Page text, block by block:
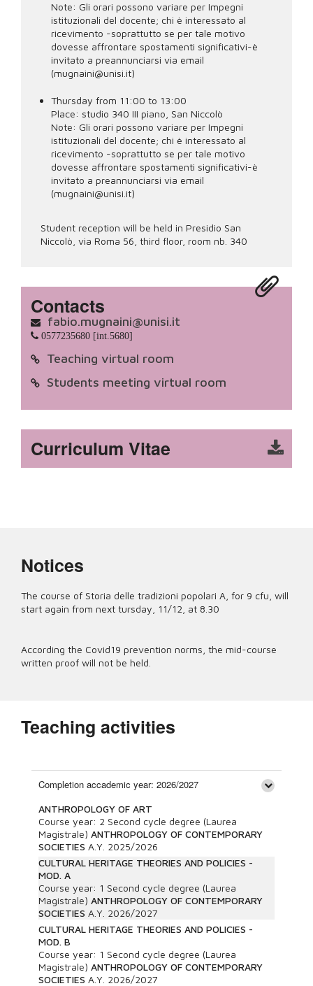
Note: Gli orari possono variare per Impegni
istituzionali del docente; chi è interessato al
ricevimento -soprattutto se per tale motivo
dovesse affrontare spostamenti significativi-è
invitato a preannunciarsi via email
(mugnaini@unisi.it)
Thursday from 11:00 to 13:00
Place: studio 340 III piano, San Niccolò
Note: Gli orari possono variare per Impegni
istituzionali del docente; chi è interessato al
ricevimento -soprattutto se per tale motivo
dovesse affrontare spostamenti significativi-è
invitato a preannunciarsi via email
(mugnaini@unisi.it)
Student reception will be held in Presidio San
Niccolò, via Roma 56, third floor, room nb. 340
Contacts
fabio.mugnaini@unisi.it
0577235680 [int.5680]
Teaching virtual room
Students meeting virtual room
Curriculum Vitae
Notices
The course of Storia delle tradizioni popolari A, for 9 cfu, will
start again from next tursday, 11/12, at 8.30
According the Covid19 prevention norms, the mid-course
written proof will not be held.
Teaching activities
Completion accademic year: 2026/2027
ANTHROPOLOGY OF ART
Course year: 2 Second cycle degree (Laurea
Magistrale) ANTHROPOLOGY OF CONTEMPORARY
SOCIETIES A.Y. 2025/2026
CULTURAL HERITAGE THEORIES AND POLICIES -
MOD. A
Course year: 1 Second cycle degree (Laurea
Magistrale) ANTHROPOLOGY OF CONTEMPORARY
SOCIETIES A.Y. 2026/2027
CULTURAL HERITAGE THEORIES AND POLICIES -
MOD. B
Course year: 1 Second cycle degree (Laurea
Magistrale) ANTHROPOLOGY OF CONTEMPORARY
SOCIETIES A.Y. 2026/2027